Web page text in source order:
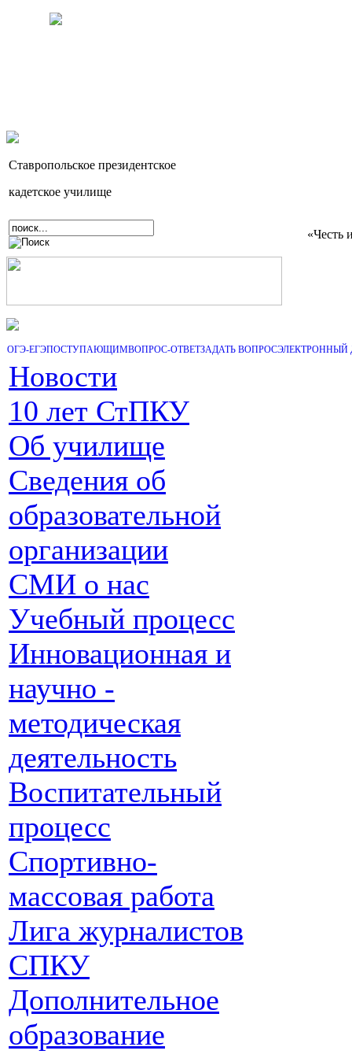
Ставропольское президентское
кадетское училище
«Честь
ОГЭ-ЕГЭПОСТУПАЮЩИМВОПРОС-ОТВЕТЗАДАТЬ ВОПРОСЭЛЕКТРОННЫЙ
Новости
10 лет СтПКУ
Об училище
Сведения об
образовательной
организации
СМИ о нас
Учебный процесс
Инновационная и
научно -
методическая
деятельность
Воспитательный
процесс
Спортивно-
массовая работа
Лига журналистов
СПКУ
Дополнительное
образование